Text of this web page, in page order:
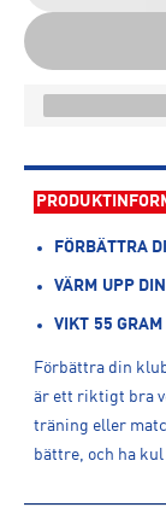
FÖRBÄTTRA
VÄRM UPP
VIKT 55 GRAM
Förbättra din
är ett riktigt bra
träning eller
bättre, och ha